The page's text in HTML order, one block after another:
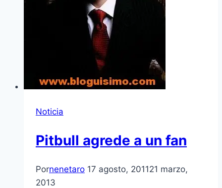
Noticia
Pitbull agrede a un fan
Pornenetaro 17 agosto, 201121 marzo,
2013